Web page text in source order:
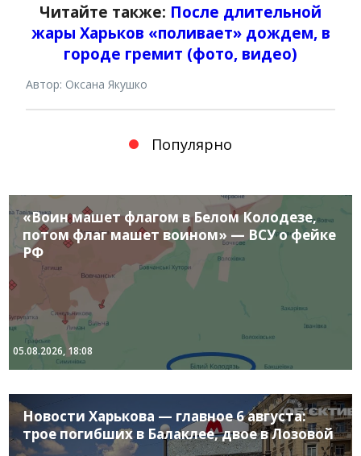
Читайте также: После длительной
жары Харьков «поливает» дождем, в
городе гремит (фото, видео)
Автор: Оксана Якушко
Популярно
«Воин машет флагом в Белом Колодезе,
потом флаг машет воином» — ВСУ о фейке
РФ
05.08.2026, 18:08
Новости Харькова — главное 6 августа:
трое погибших в Балаклее, двое в Лозовой